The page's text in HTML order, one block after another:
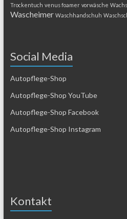
Trockentuch venus foamer vorwäsche
Wascheimer Waschhandschuh
Social Media
Autopflege-Shop
Autopflege-Shop YouTube
Autopflege-Shop Facebook
Autopflege-Shop Instagram
Kontakt